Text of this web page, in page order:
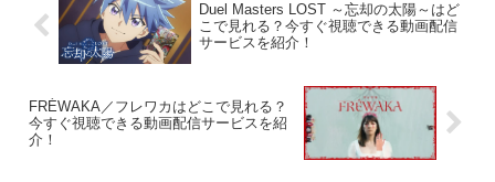
Duel Masters LOST ～忘却の太陽～はど
こで見れる？今すぐ視聴できる動画配信
サービスを紹介！
FRÉWAKA／フレワカはどこで見れる？
今すぐ視聴できる動画配信サービスを紹
介！